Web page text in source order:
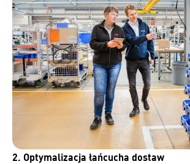
2. Optymalizacja łańcucha dostaw